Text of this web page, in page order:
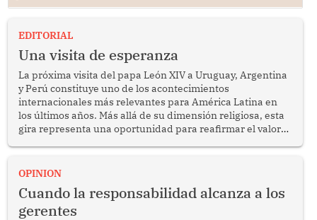
EDITORIAL
Una visita de esperanza
La próxima visita del papa León XIV a Uruguay, Argentina
y Perú constituye uno de los acontecimientos
internacionales más relevantes para América Latina en
los últimos años. Más allá de su dimensión religiosa, esta
gira representa una oportunidad para reafirmar el valor
enfrenta desafíos en materia de desarrollo, cohesión
OPINION
Cuando la responsabilidad alcanza a los
gerentes